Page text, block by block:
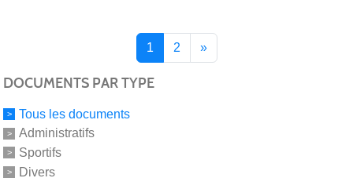
1 2 »
DOCUMENTS PAR TYPE
Tous les documents
Administratifs
Sportifs
Divers